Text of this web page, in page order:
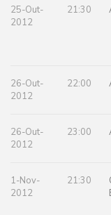
25-Out-
2012
21:30
26-Out-
2012
22:00
26-Out-
2012
23:00
1-Nov-
2012
21:30